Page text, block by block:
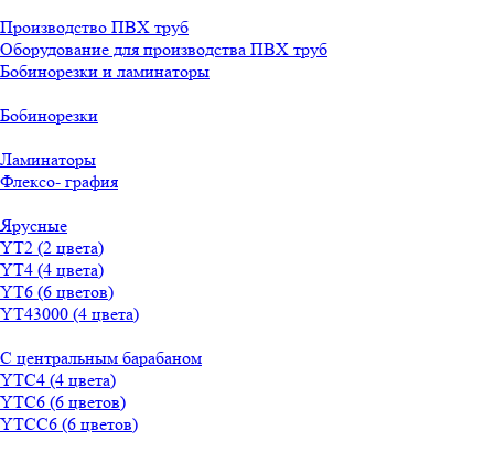
Производство ПВХ труб
Оборудование для производства ПВХ труб
Бобинорезки и ламинаторы
Бобинорезки
Ламинаторы
Флексо- графия
Ярусные
YT2 (2 цвета)
YT4 (4 цвета)
YT6 (6 цветов)
YT43000 (4 цвета)
С центральным барабаном
YТС4 (4 цвета)
YТС6 (6 цветов)
YТСC6 (6 цветов)